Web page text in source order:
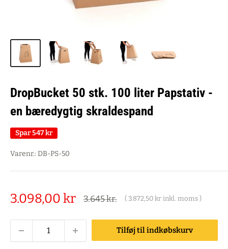
DropBucket 50 stk. 100 liter Papstativ -
en bæredygtig skraldespand
Spar547 kr
Varenr.: DB-PS-50
Salgspris
3.098,00 kr
Alm.
3.645 kr. ( 3.872,50 kr inkl. moms )
Tilføj til indkøbskurv